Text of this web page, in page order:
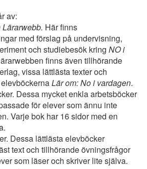
av:
Här finns
med förslag på undervisning,
och studiebesök kring NO i
finns även tillhörande
vissa lättlästa texter och
Lär om: No i vardagen.
Dessa mycket enkla arbetsböcker
för elever som ännu inte
Varje bok har 16 sidor med en
Dessa lättlästa elevböcker
text och tillhörande övningsfrågor
som läser och skriver lite själva.